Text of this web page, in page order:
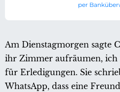
per
Am Dienstagmorgen sagte
ihr Zimmer aufräumen, ich
für Erledigungen. Sie
WhatsApp, dass eine